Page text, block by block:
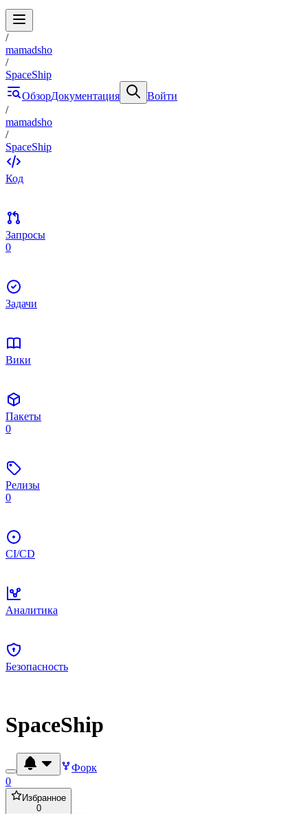
/
mamadsho
/
SpaceShip
ОбзорДокументация
Войти
/
mamadsho
/
SpaceShip
Код
Запросы
0
Задачи
Вики
Пакеты
0
Релизы
0
CI/CD
Аналитика
Безопасность
SpaceShip
Форк
0
Избранное
0